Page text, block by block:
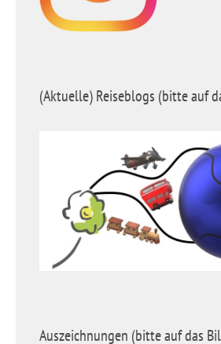
(Aktuelle) Reiseblogs (bitte auf
Auszeichnungen (bitte auf das